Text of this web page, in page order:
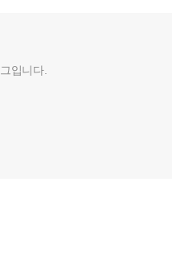
입니다.